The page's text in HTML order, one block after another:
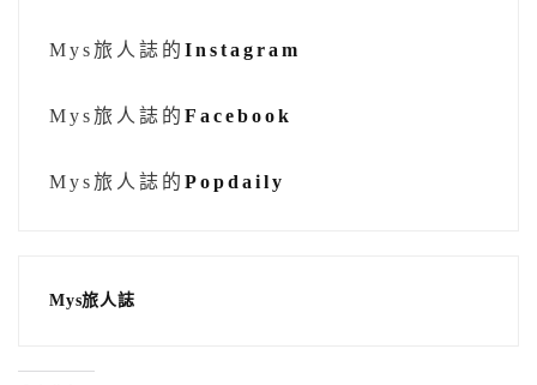
Mys旅人誌的 Instagram
Mys旅人誌的 Facebook
Mys旅人誌的 Popdaily
Mys旅人誌